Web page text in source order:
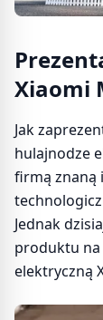
Xiaomi
Jak
hulajnodze
firmą znaną
Jednak
produktu na
elektryczną